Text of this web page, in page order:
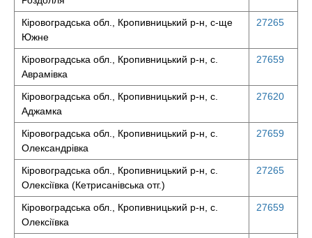
Кіровоградська обл., Кропивницький р-н, с-ще
Южне
27265
Кіровоградська обл., Кропивницький р-н, с.
Аврамівка
27659
Кіровоградська обл., Кропивницький р-н, с.
Аджамка
27620
Кіровоградська обл., Кропивницький р-н, с.
Олександрівка
27659
Кіровоградська обл., Кропивницький р-н, с.
Олексіївка (Кетрисанівська отг.)
27265
Кіровоградська обл., Кропивницький р-н, с.
Олексіївка
27659